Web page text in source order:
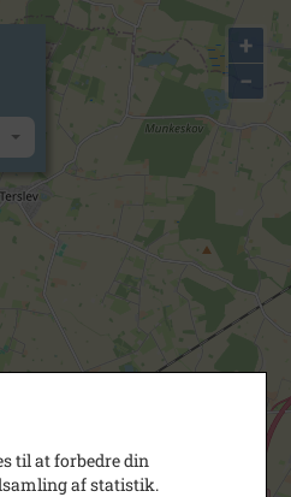
+
−
til at forbedre din
af statistik.